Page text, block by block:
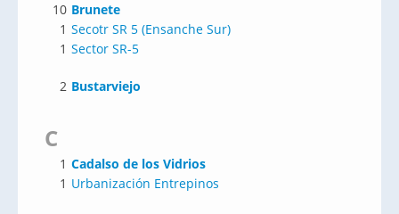
10 Brunete
1 Secotr SR 5 (Ensanche Sur)
1 Sector SR-5
2 Bustarviejo
C
1 Cadalso de los Vidrios
1 Urbanización Entrepinos